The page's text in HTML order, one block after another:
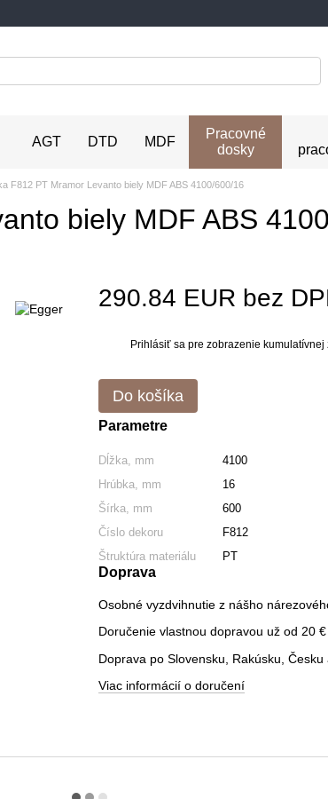
AGT DTD MDF
Pracovné
dosky
F812 PT Mramor Levanto biely MDF ABS 4100/600/16
biely MDF ABS
290.84 EUR bez
Prihlásiť sa pre zobrazenie kumulatívnej
Do košíka
Parametre
Dĺžka, mm
4100
Hrúbka, mm
16
Šírka, mm
600
Číslo dekoru
F812
Štruktúra materiálu
PT
Doprava
Osobné vyzdvihnutie z nášho
Doručenie vlastnou dopravou už od 20
Doprava po Slovensku, Rakúsku,
Viac informácií o doručení